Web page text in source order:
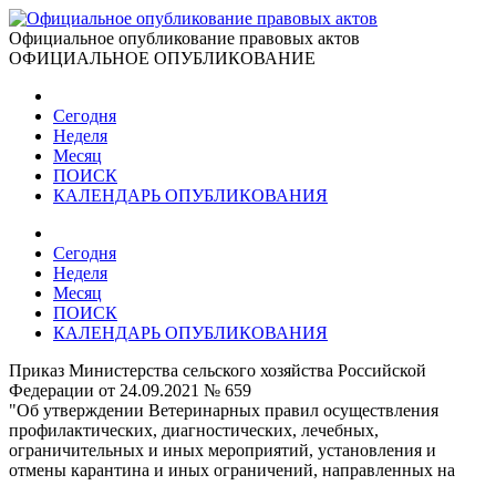
Официальное опубликование правовых актов
ОФИЦИАЛЬНОЕ ОПУБЛИКОВАНИЕ
Сегодня
Неделя
Месяц
ПОИСК
КАЛЕНДАРЬ ОПУБЛИКОВАНИЯ
Сегодня
Неделя
Месяц
ПОИСК
КАЛЕНДАРЬ ОПУБЛИКОВАНИЯ
Приказ Министерства сельского хозяйства Российской
Федерации от 24.09.2021 № 659
"Об утверждении Ветеринарных правил осуществления
профилактических, диагностических, лечебных,
ограничительных и иных мероприятий, установления и
отмены карантина и иных ограничений, направленных на